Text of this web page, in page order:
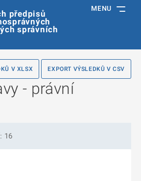
předpisů
správních
MENU
V XLSX EXPORT VÝSLEDKŮ V CSV
- právní
16